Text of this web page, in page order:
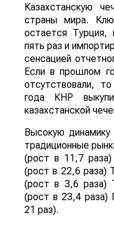
Казахстанскую
страны мира.
остается Турция,
пять раз и
сенсацией
Если в прошлом
отсутствовали,
года КНР
казахстанской
Высокую
традиционные
(рост в 11,7
(рост в 22,6 раза)
(рост в 3,6 раза)
(рост в 23,4
21 раз).